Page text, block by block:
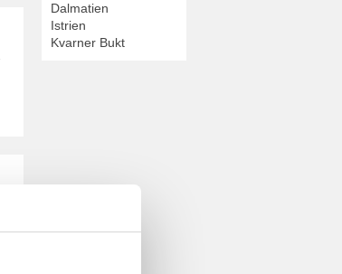
Dalmatien
Istrien
Kvarner Bukt